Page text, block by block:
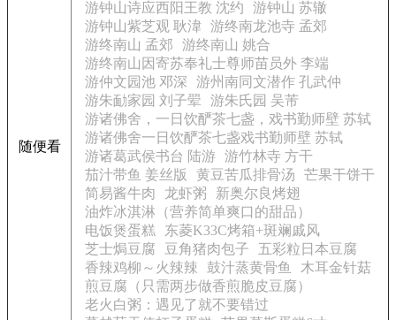
随便看
游钟山诗应西阳王教 沈约
游钟山 苏辙
游钟山紫芝观 耿湋 游终南龙池寺 孟郊
游终南山 孟郊
游终南山 姚合
游终南山因寄苏奉礼士尊师苗员外 李端
游仲文园池 邓深
游州南同文潜作 孔武仲
游朱勔家园 刘子翚
游朱氏园 吴芾
游诸佛舍，一日饮酽茶七盏，戏书勤师壁 苏轼
游诸佛舍一日饮酽茶七盏戏书勤师壁 苏轼
游诸葛武侯书台 陆游
游竹林寺 方干
茄汁带鱼 姜丝版
黄豆苦瓜排骨汤
芒果干饼干
简易酱牛肉
龙虾粥
新奥尔良烤翅
油炸冰淇淋（营养简单爽口的甜品）
电饭煲蛋糕
东菱K33C烤箱+斑斓戚风
芝士焗豆腐
豆角猪肉包子
五彩粒日本豆腐
香辣鸡柳～火辣辣
鼓汁蒸黄骨鱼
木耳金针菇
煎豆腐（只需两步做香煎脆皮豆腐）
老火白粥：遇见了就不要错过